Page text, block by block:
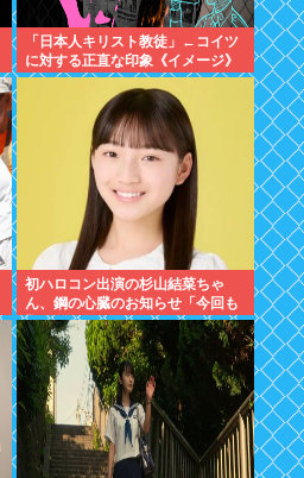
「日本人キリスト教徒」←コイツ
に対する正直な印象《イメージ》
初ハロコン出演の杉山結菜ちゃ
ん、鋼の心臓のお知らせ「今回も
緊張してません」